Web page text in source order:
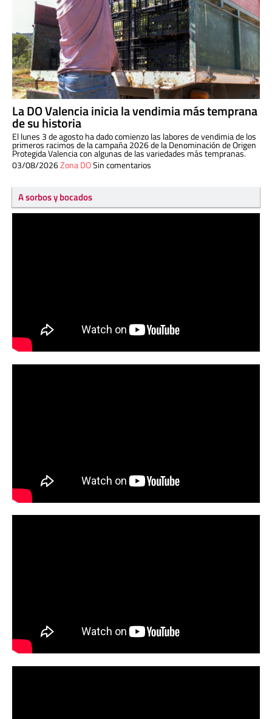
La DO Valencia inicia la vendimia más temprana
de su historia
El lunes 3 de agosto ha dado comienzo las labores de vendimia de los
primeros racimos de la campaña 2026 de la Denominación de Origen
Protegida Valencia con algunas de las variedades más tempranas.
03/08/2026Zona DOSin comentarios
A sorbos y bocados